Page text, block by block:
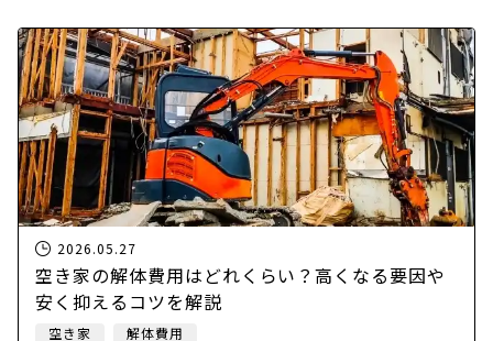
2026.05.27
空き家の解体費用はどれくらい？高くなる要因や
安く抑えるコツを解説
空き家 解体費用